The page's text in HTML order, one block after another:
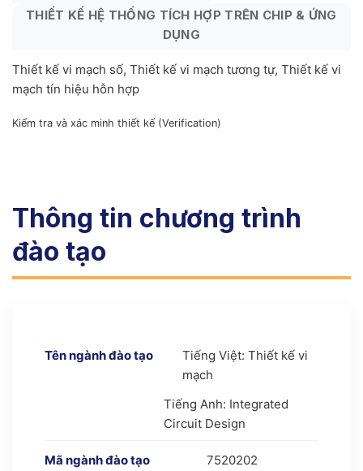
THIẾT KẾ HỆ THỐNG TÍCH HỢP TRÊN CHIP & ỨNG
DỤNG
Thiết kế vi mạch số, Thiết kế vi mạch tương tự, Thiết kế vi
mạch tín hiệu hỗn hợp
Kiểm tra và xác minh thiết kế (Verification)
Thông tin chương trình
đào tạo
Tên ngành đào tạo
Tiếng Việt: Thiết kế vi
mạch
Tiếng Anh: Integrated
Circuit Design
Mã ngành đào tạo 7520202